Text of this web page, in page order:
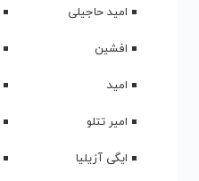
امید حاجیلی
افشین
امید
امیر تتلو
ایگی آزیلیا